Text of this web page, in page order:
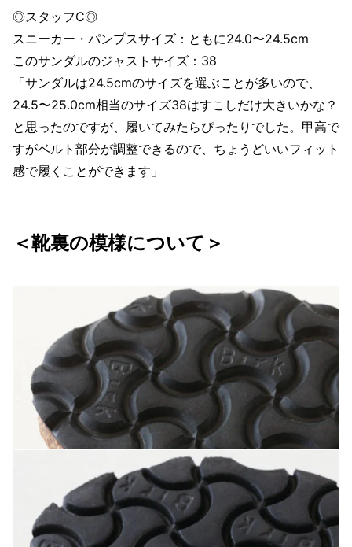
◎スタッフC◎
スニーカー・パンプスサイズ：ともに24.0〜24.5cm
このサンダルのジャストサイズ：38
「サンダルは24.5cmのサイズを選ぶことが多いので、
24.5〜25.0cm相当のサイズ38はすこしだけ大きいかな？
と思ったのですが、履いてみたらぴったりでした。甲高で
すがベルト部分が調整できるので、ちょうどいいフィット
感で履くことができます」
＜靴裏の模様について＞